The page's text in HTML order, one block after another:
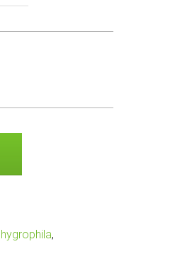
hygrophila,